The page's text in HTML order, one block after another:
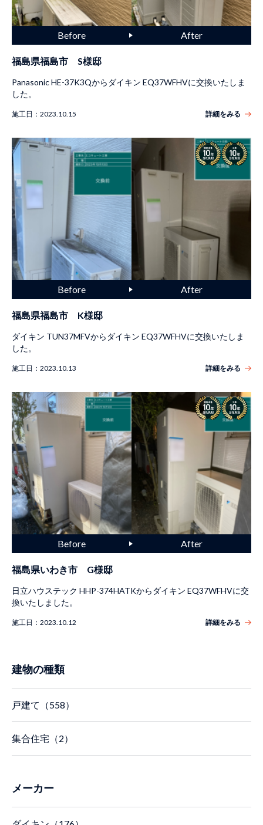
福島県福島市 S様邸
Panasonic HE-37K3Qからダイキン EQ37WFHVに交換いたしま
した。
施工日： 2023.10.15 詳細をみる
福島県福島市 K様邸
ダイキン TUN37MFVからダイキン EQ37WFHVに交換いたしま
した。
施工日： 2023.10.13 詳細をみる
福島県いわき市 G様邸
日立ハウステック HHP-374HATKからダイキン EQ37WFHVに交
換いたしました。
施工日： 2023.10.12 詳細をみる
建物の種類
戸建て（558）
集合住宅（2）
メーカー